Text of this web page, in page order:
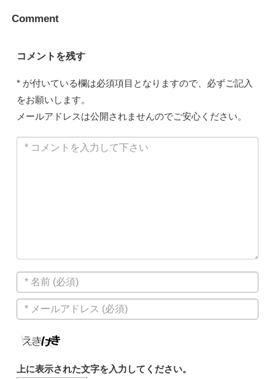
Comment
コメントを残す
* が付いている欄は必須項目となりますので、必ずご記入
をお願いします。
メールアドレスは公開されませんのでご安心ください。
上に表示された文字を入力してください。